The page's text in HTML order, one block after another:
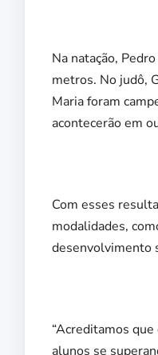
Na natação,
metros. No judô,
Maria foram
acontecerão em
Com esses
modalidades,
desenvolvimento
“Acreditamos
alunos se